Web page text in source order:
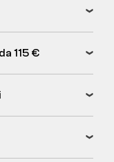
115 €